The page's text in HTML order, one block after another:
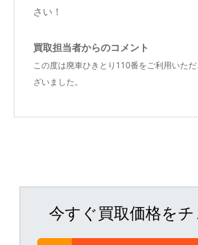
さい！
買取担当者からのコメント
この度は廃車ひきとり110番をご利用いた
ざいました。
今すぐ買取価格をチ